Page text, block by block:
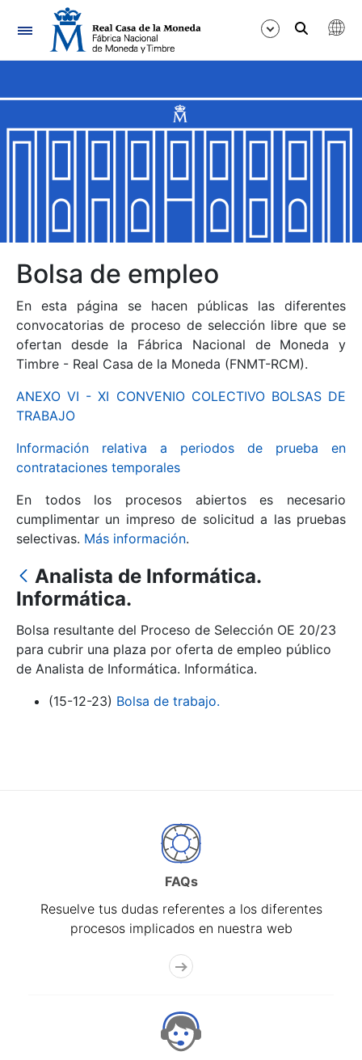
Navegación
Mostrar/Ocultar
Mostrar/Ocultar
Mostrar/Ocultar
Mostrar/Ocultar
Mostrar/Ocultar
Mostrar/Ocultar
Mostrar/Ocultar
Bolsa de empleo
En esta página se hacen públicas las diferentes
convocatorias de proceso de selección libre que se
ofertan desde la Fábrica Nacional de Moneda y
Timbre - Real Casa de la Moneda (FNMT-RCM).
ANEXO VI - XI CONVENIO COLECTIVO BOLSAS DE
TRABAJO
Información relativa a periodos de prueba en
contrataciones temporales
En todos los procesos abiertos es necesario
cumplimentar un impreso de solicitud a las pruebas
selectivas. Más información.
Analista de Informática.
Informática.
Bolsa resultante del Proceso de Selección OE 20/23
para cubrir una plaza por oferta de empleo público
de Analista de Informática. Informática.
(15-12-23) Bolsa de trabajo.
FAQs
Resuelve tus dudas referentes a los diferentes
procesos implicados en nuestra web